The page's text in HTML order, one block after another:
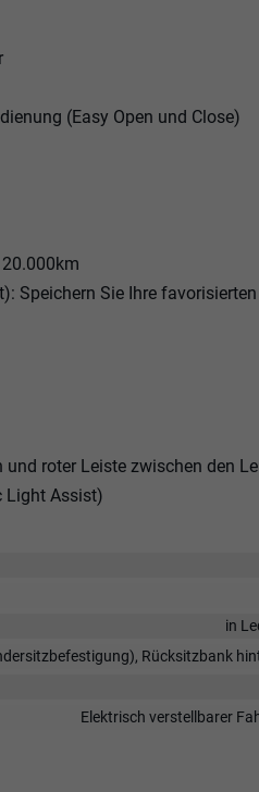
(Easy Open und Close)
Speichern Sie Ihre
roter Leiste zwischen den
Light Assist)
in
Rücksitzbank
Elektrisch verstellbarer